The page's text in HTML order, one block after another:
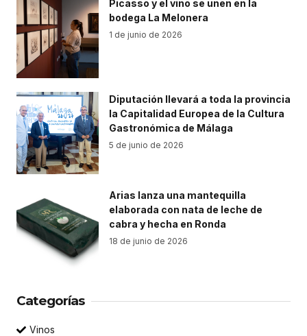
Picasso y el vino se unen en la
bodega La Melonera
1 de junio de 2026
Diputación llevará a toda la provincia
la Capitalidad Europea de la Cultura
Gastronómica de Málaga
5 de junio de 2026
Arias lanza una mantequilla
elaborada con nata de leche de
cabra y hecha en Ronda
18 de junio de 2026
Categorías
Vinos